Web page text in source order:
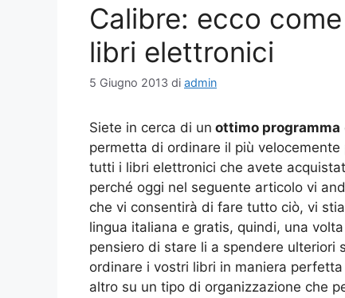
Calibre: ecco
libri elettronici
5 Giugno 2013 di admin
Siete in cerca di un ottimo programma
permetta di ordinare il più velocemente
tutti i libri elettronici che avete
perché oggi nel seguente articolo vi
che vi consentirà di fare tutto ciò, vi
lingua italiana e gratis, quindi, una
pensiero di stare li a spendere ulteriori
ordinare i vostri libri in maniera
altro su un tipo di organizzazione che